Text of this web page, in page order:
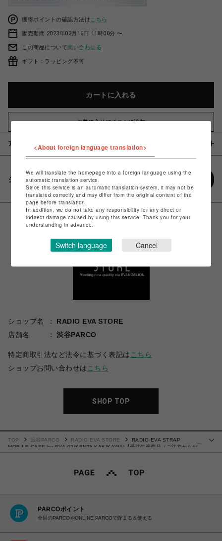
獲得ポイントの確認方法は こちら
販売期間 2023年03月16日 11時00分 〜
この商品について問い合わせる
ギフト：ラッピング不可
カートに入れる
お気に入りアイテムに追加
アイテム説明 / 素材
シェアする
ショップ名
RADIO EVA STORE
店舗名
渋谷PARCO
特定商取引法など法令に基づく表記は こちら
ショップお問い合わせは こちら
SHOP TOP
TOP 渋谷PARCO RADIO EVA STORE
RADIO EVA STRAP
MOBILE CASE by EVA-02(KENTA KAKIKAWA)【受注生産商品（ご注文から40
～60日でお届け予定）】
PARCOポイント
全国のPARCOやONLINE PARCOで貯まる＆使える
<About foreign language translation>
We will translate the homepage into a foreign language using the
automatic translation service.
Since this service is an automatic translation system, it may not be
translated correctly and may differ from the original content of the
page before translation.
In addition, we do not take any responsibility for any direct or
indirect damage caused by using this service. Thank you for your
understanding in advance.
Switch language Cancel